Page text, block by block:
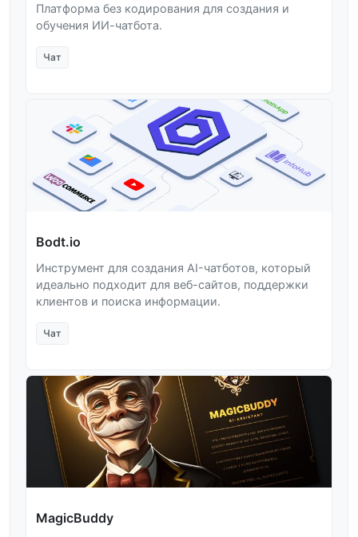
Платформа без кодирования для создания и
обучения ИИ-чатбота.
Чат
Bodt.io
Инструмент для создания AI-чатботов, который
идеально подходит для веб-сайтов, поддержки
клиентов и поиска информации.
Чат
MagicBuddy